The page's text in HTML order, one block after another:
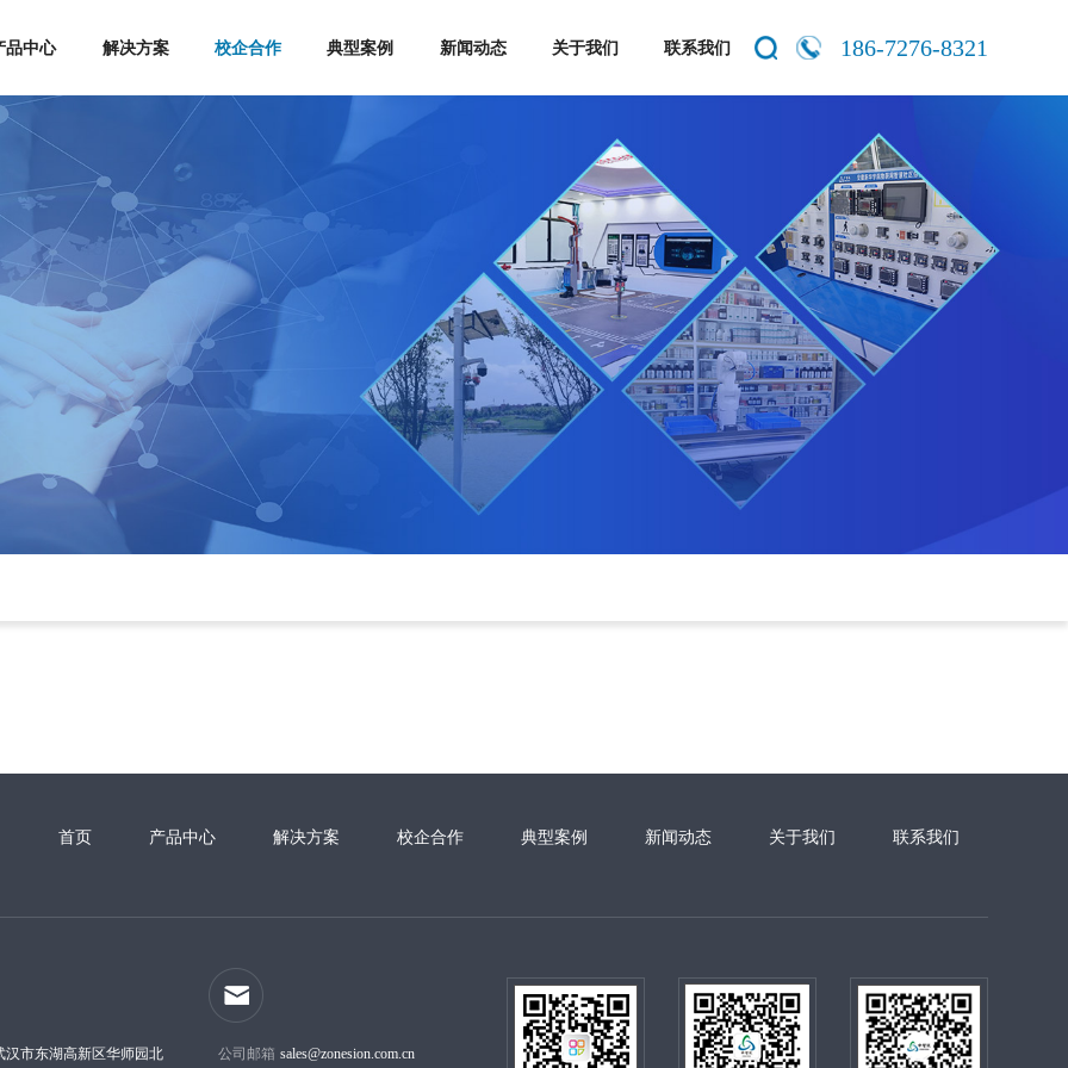
品中心 解决方案 校企合作 典型案例 新闻动态 关于我们 联系我们 186-7276-8321
首页 产品中心 解决方案 校企合作 典型案例 新闻动态 关于我们 联系我们
汉市东湖高新区华师园北
公司邮箱 sales@zonesion.com.cn